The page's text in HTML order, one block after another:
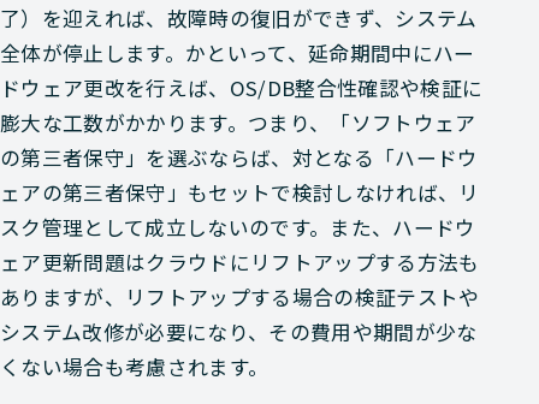
了）を迎えれば、故障時の復旧ができず、システム
全体が停止します。かといって、延命期間中にハー
ドウェア更改を行えば、OS/DB整合性確認や検証に
膨大な工数がかかります。つまり、「ソフトウェア
の第三者保守」を選ぶならば、対となる「ハードウ
ェアの第三者保守」もセットで検討しなければ、リ
スク管理として成立しないのです。また、ハードウ
ェア更新問題はクラウドにリフトアップする方法も
ありますが、リフトアップする場合の検証テストや
システム改修が必要になり、その費用や期間が少な
くない場合も考慮されます。